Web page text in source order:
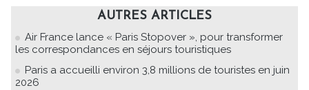
AUTRES ARTICLES
Air France lance « Paris Stopover », pour transformer
les correspondances en séjours touristiques
Paris a accueilli environ 3,8 millions de touristes en juin
2026